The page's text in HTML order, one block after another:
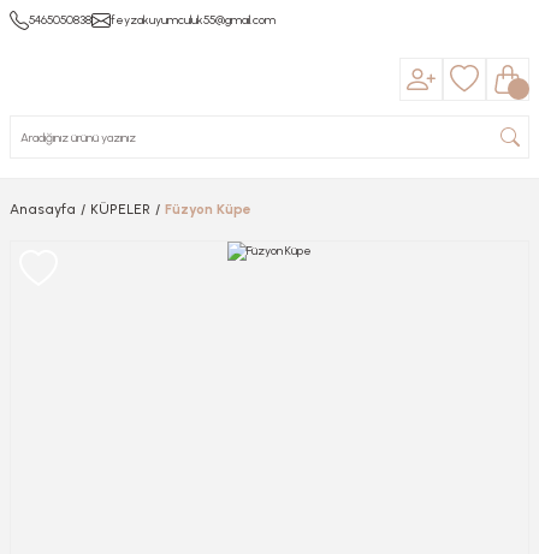
5465050838 feyzakuyumculuk55@gmail.com
Anasayfa KÜPELER Füzyon Küpe